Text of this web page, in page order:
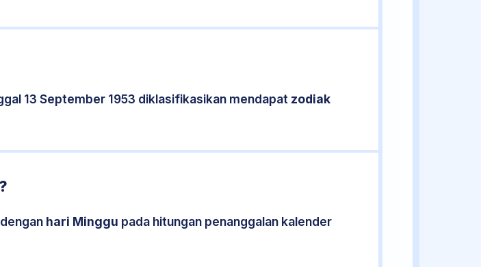
13 September 1953 diklasifikasikan mendapat zodiak
hari Minggu pada hitungan penanggalan kalender